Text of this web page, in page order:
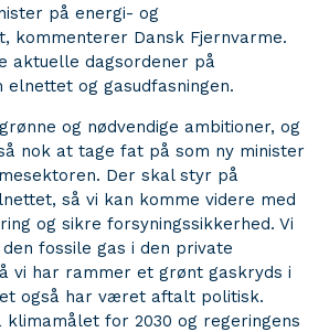
på energi- og
kommenterer Dansk Fjernvarme.
aktuelle dagsordener på
og gasudfasningen.
og nødvendige ambitioner, og
nok at tage fat på som ny minister
Der skal styr på
så vi kan komme videre med
og sikre forsyningssikkerhed. Vi
fossile gas i den private
vi har rammer et grønt gaskryds i
også har været aftalt politisk.
klimamålet for 2030 og regeringens